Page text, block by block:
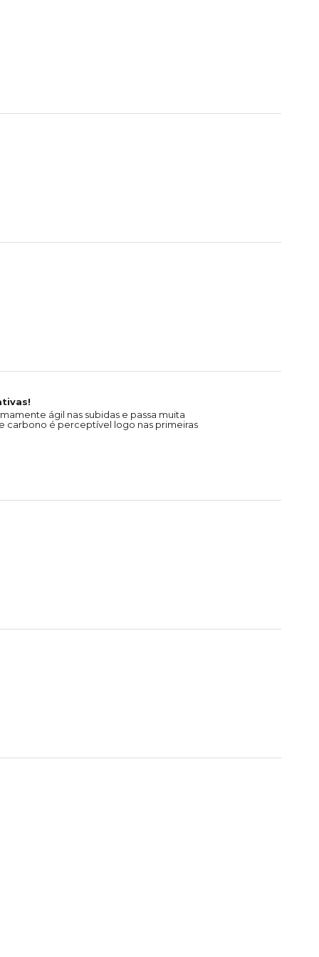
ágil nas subidas e passa muita
carbono é perceptível logo nas primeiras